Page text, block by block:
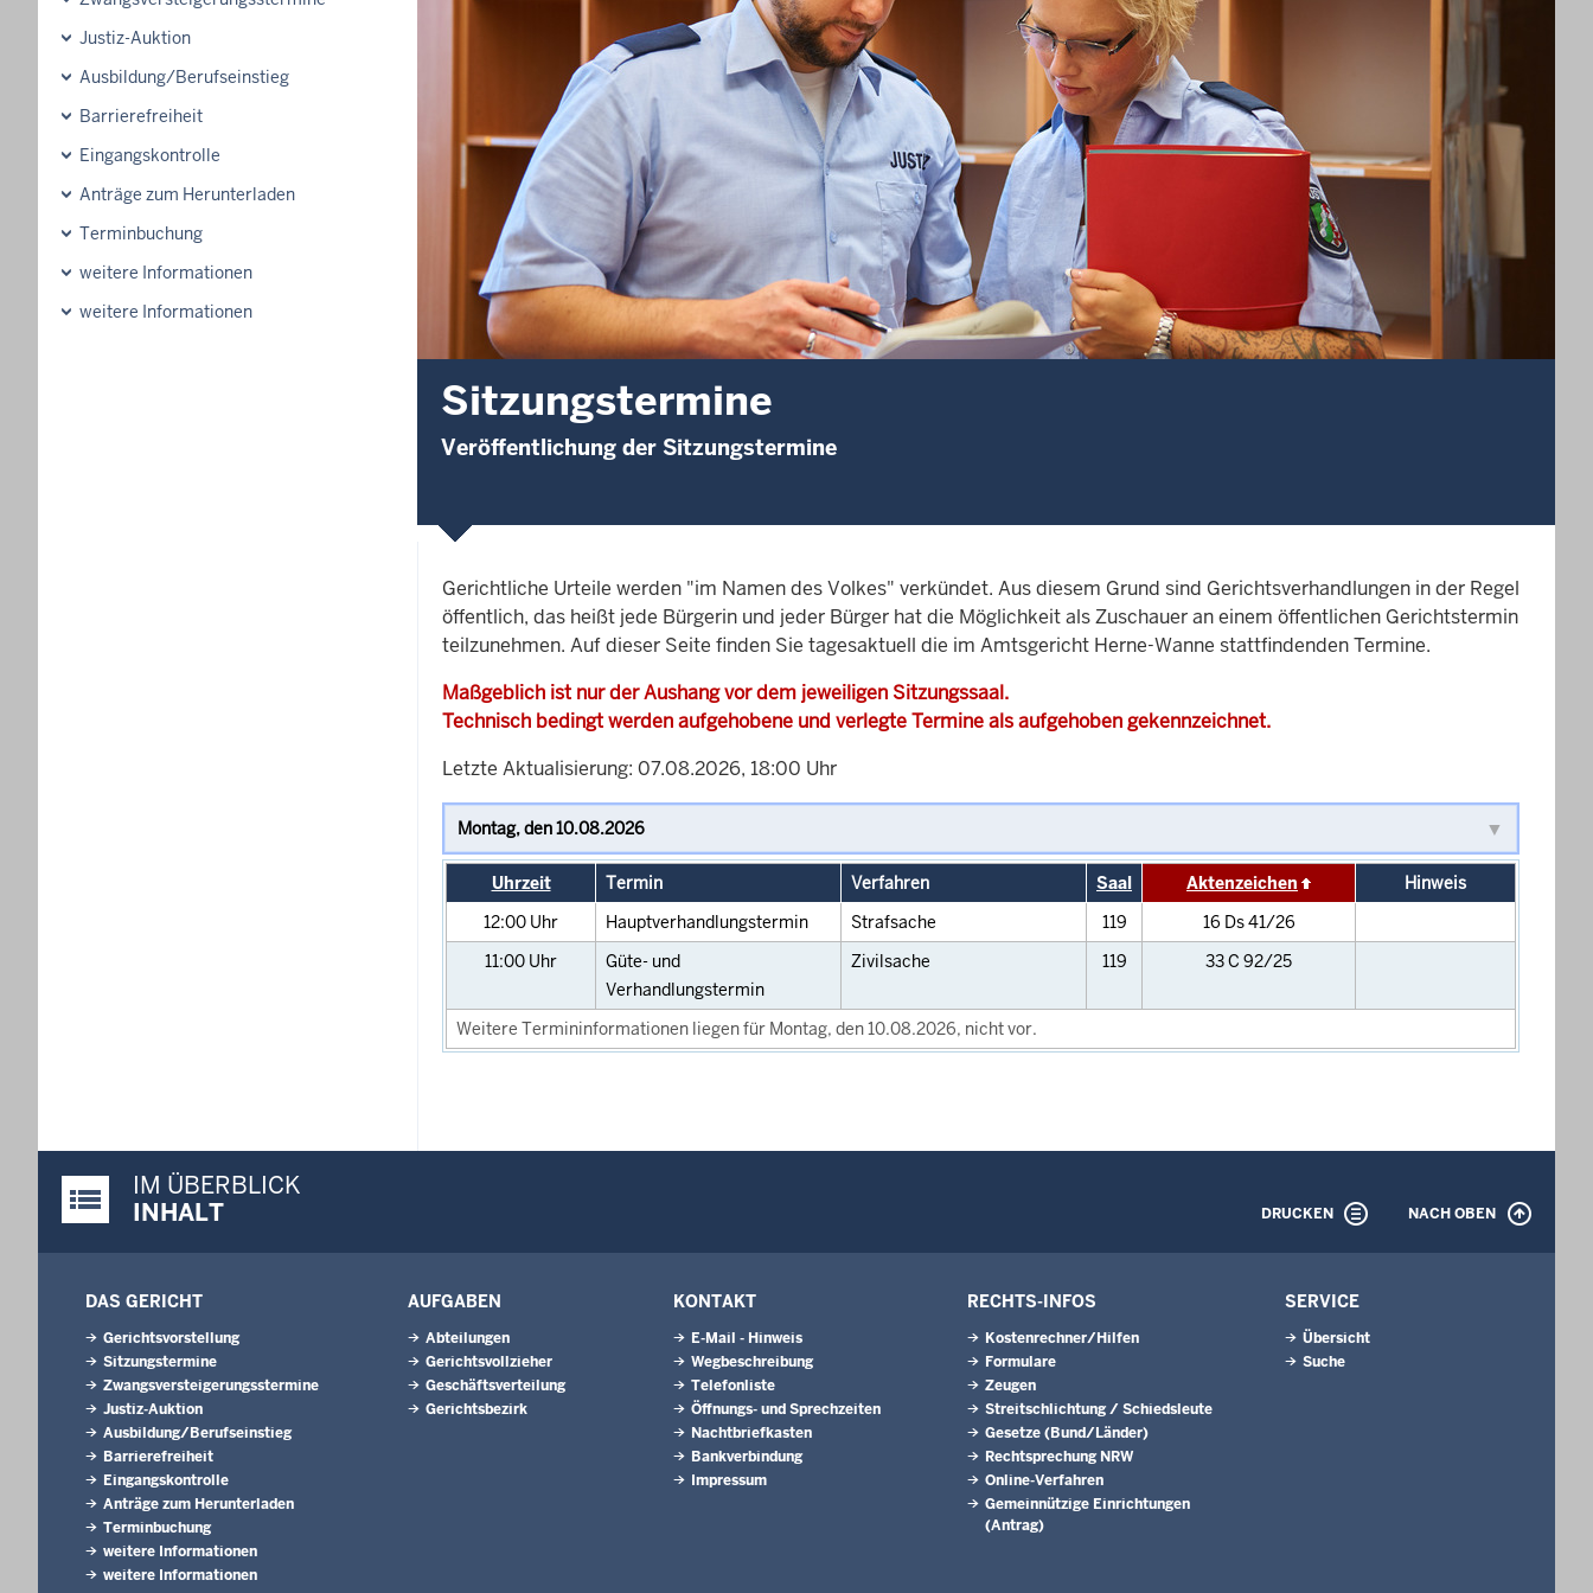
Justiz-Auktion
Ausbildung/Berufseinstieg
Barrierefreiheit
Eingangskontrolle
Anträge zum Herunterladen
Terminbuchung
weitere Informationen
weitere Informationen
Sitzungstermine
Veröffentlichung der Sitzungstermine
Gerichtliche Urteile werden "im Namen des Volkes" verkündet. Aus diesem Grund sind Gerichtsverhandlungen in der Regel
öffentlich, das heißt jede Bürgerin und jeder Bürger hat die Möglichkeit als Zuschauer an einem öffentlichen Gerichtstermin
teilzunehmen. Auf dieser Seite finden Sie tagesaktuell die im Amtsgericht Herne-Wanne stattfindenden Termine.
Maßgeblich ist nur der Aushang vor dem jeweiligen Sitzungssaal.
Technisch bedingt werden aufgehobene und verlegte Termine als aufgehoben gekennzeichnet.
Letzte Aktualisierung: 07.08.2026, 18:00 Uhr
Uhrzeit Termin Verfahren Saal Aktenzeichen
Hinweis
12:00 Uhr Hauptverhandlungstermin Strafsache 119
16 Ds 41/26
11:00 Uhr
Güte- und
Verhandlungstermin
Zivilsache 119 33 C 92/25
Weitere Termininformationen liegen für Montag, den 10.08.2026, nicht vor.
Justiz-Portal im Überblick:
IM ÜBERBLICK
INHALT
DRUCKEN NACH OBEN
DAS GERICHT
Gerichtsvorstellung
Sitzungstermine
Zwangsversteigerungsstermine
Justiz-Auktion
Ausbildung/Berufseinstieg
Barrierefreiheit
Eingangskontrolle
Anträge zum Herunterladen
Terminbuchung
weitere Informationen
weitere Informationen
AUFGABEN
Abteilungen
Gerichtsvollzieher
Geschäftsverteilung
Gerichtsbezirk
KONTAKT
E-Mail - Hinweis
Wegbeschreibung
Telefonliste
Öffnungs- und Sprechzeiten
Nachtbriefkasten
Bankverbindung
Impressum
RECHTS-INFOS
Kostenrechner/Hilfen
Formulare
Zeugen
Streitschlichtung / Schiedsleute
Gesetze (Bund/Länder)
Rechtsprechung NRW
Online-Verfahren
Gemeinnützige Einrichtungen
(Antrag)
SERVICE
Übersicht
Suche